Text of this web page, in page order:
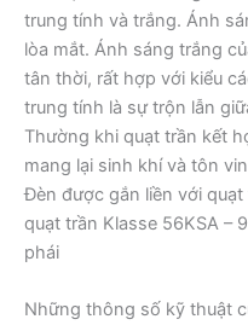
trung tính và trắng. Ánh
lòa mắt. Ánh sáng trắng
tân thời, rất hợp với kiểu
trung tính là sự trộn lẫn
Thường khi quạt trần kết
mang lại sinh khí và tôn
Đèn được gắn liền với
quạt trần Klasse 56KSA –
phái
Những thông số kỹ thuật